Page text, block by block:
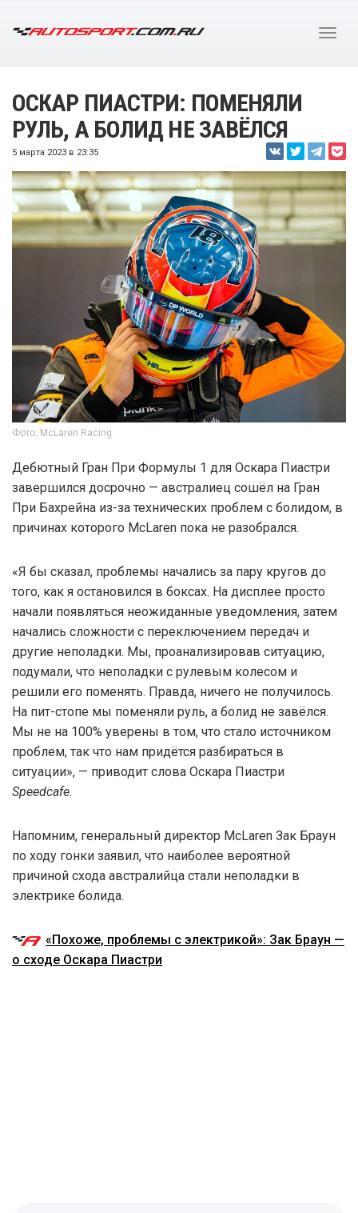
ОСКАР ПИАСТРИ: ПОМЕНЯЛИ
РУЛЬ, А БОЛИД НЕ ЗАВЁЛСЯ
5 марта 2023 в 23:35
Фото: McLaren Racing
Дебютный Гран При Формулы 1 для Оскара Пиастри
завершился досрочно — австралиец сошёл на Гран
При Бахрейна из-за технических проблем с болидом, в
причинах которого McLaren пока не разобрался.
«Я бы сказал, проблемы начались за пару кругов до
того, как я остановился в боксах. На дисплее просто
начали появляться неожиданные уведомления, затем
начались сложности с переключением передач и
другие неполадки. Мы, проанализировав ситуацию,
подумали, что неполадки с рулевым колесом и
решили его поменять. Правда, ничего не получилось.
На пит-стопе мы поменяли руль, а болид не завёлся.
Мы не на 100% уверены в том, что стало источником
проблем, так что нам придётся разбираться в
ситуации», — приводит слова Оскара Пиастри
Speedcafe.
Напомним, генеральный директор McLaren Зак Браун
по ходу гонки заявил, что наиболее вероятной
причиной схода австралийца стали неполадки в
электрике болида.
«Похоже, проблемы с электрикой»: Зак Браун —
о сходе Оскара Пиастри